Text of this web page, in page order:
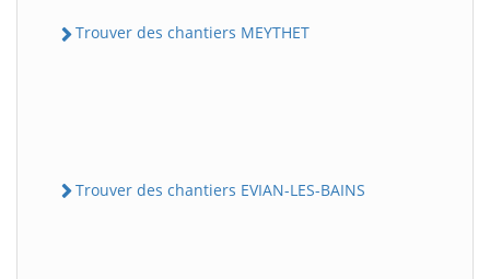
Trouver des chantiers MEYTHET
Trouver des chantiers EVIAN-LES-BAINS